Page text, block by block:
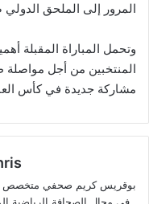
المرور إلى الملحق الدولي
وتحمل المباراة المقبلة
المنتخبين من أجل مواصلة
مشاركة جديدة في كأس
بوقريس كريم صحفي متخصص